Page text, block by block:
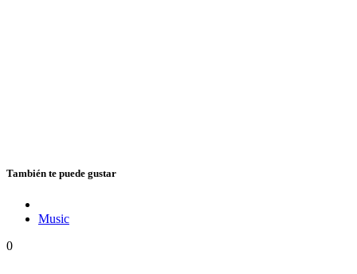
También te puede gustar
Music
0